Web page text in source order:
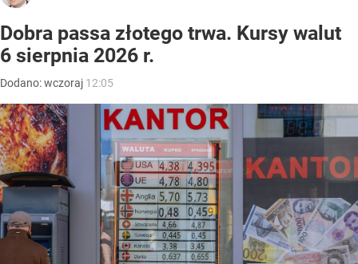
Dobra passa złotego trwa. Kursy walut
6 sierpnia 2026 r.
Dodano:wczoraj 12:05